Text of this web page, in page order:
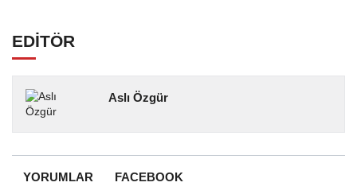
EDİTÖR
Aslı Özgür
YORUMLAR FACEBOOK